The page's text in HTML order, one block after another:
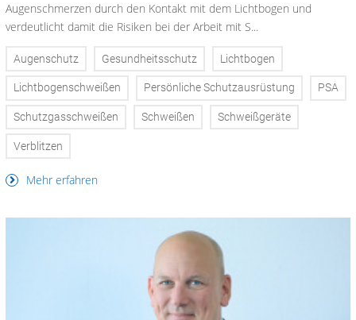
Augenschmerzen durch den Kontakt mit dem Lichtbogen und
verdeutlicht damit die Risiken bei der Arbeit mit S...
Augenschutz Gesundheitsschutz Lichtbogen
Lichtbogenschweißen Persönliche Schutzausrüstung PSA
Schutzgasschweißen Schweißen Schweißgeräte
Verblitzen
Mehr erfahren